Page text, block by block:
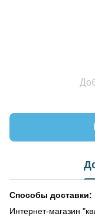
Способы доставки:
Интернет-магазин